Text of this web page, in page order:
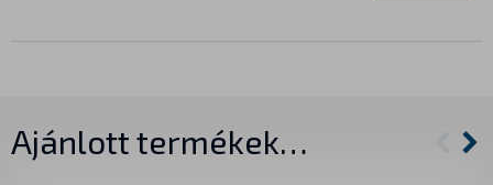
Ajánlott termékek…